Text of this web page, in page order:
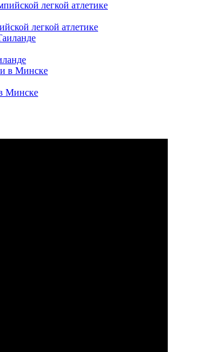
легкой атлетике
Минске